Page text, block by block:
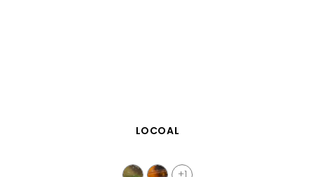
SCHNELLANSICHT
LOCOAL